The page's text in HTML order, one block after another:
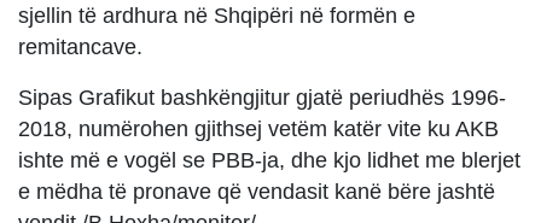
sjellin të ardhura në Shqipëri në formën e
remitancave.
Sipas Grafikut bashkëngjitur gjatë periudhës 1996-
2018, numërohen gjithsej vetëm katër vite ku AKB
ishte më e vogël se PBB-ja, dhe kjo lidhet me blerjet
e mëdha të pronave që vendasit kanë bëre jashtë